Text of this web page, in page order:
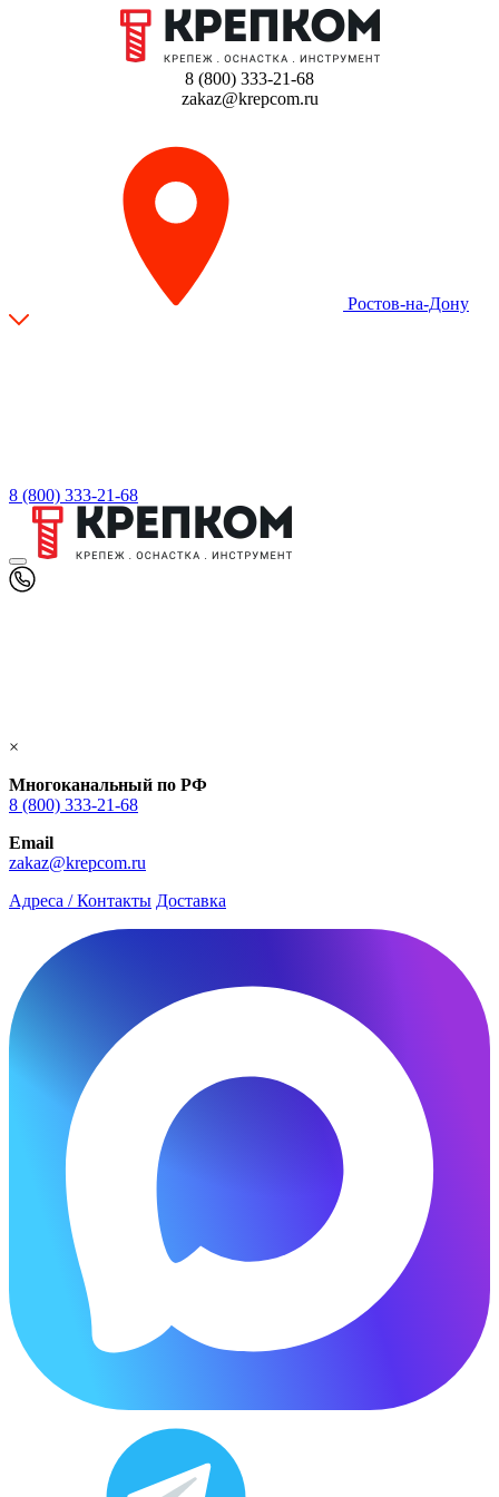
8 (800) 333-21-68
zakaz@krepcom.ru
Ростов-на-Дону
8 (800) 333-21-68
×
Многоканальный по РФ
8 (800) 333‑21-68
Email
zakaz@krepcom.ru
Адреса / Контакты Доставка